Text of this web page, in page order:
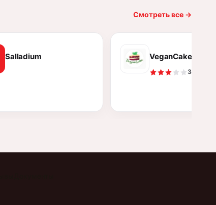
Смотреть все →
Salladium VeganCake
3.3